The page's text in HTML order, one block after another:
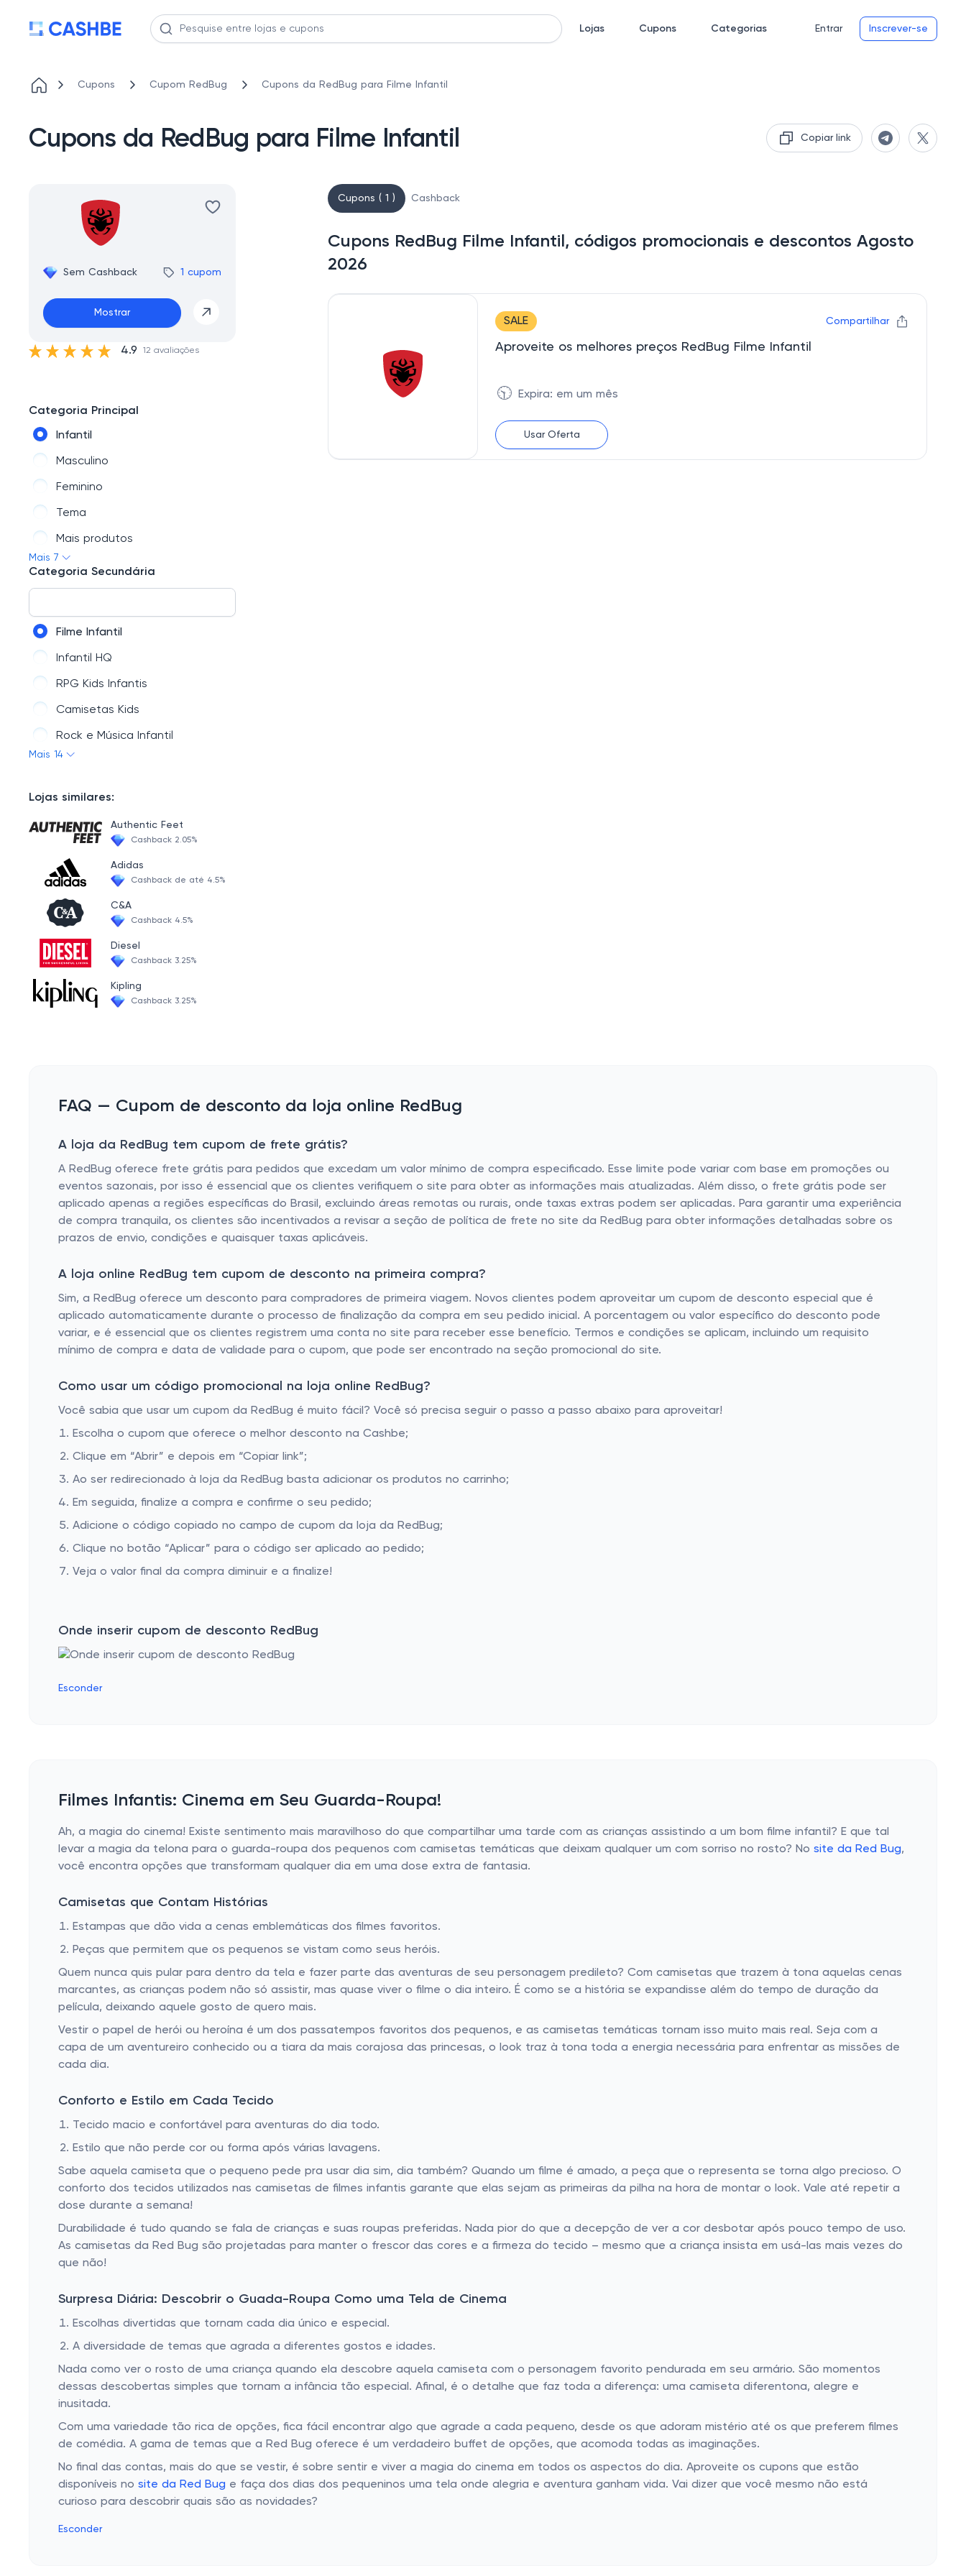
Lojas Cupons Categorias Entrar Inscrever-se
Cupons Cupom RedBug Cupons da RedBug para Filme Infantil
Cupons da RedBug para Filme Infantil Copiar link
Sem Cashback 1 cupom
Mostrar
4.9 12 avaliações
Categoria Principal
Infantil
Masculino
Feminino
Tema
Mais produtos
Lançamento
Linha Pocket
Mais 7
Categoria Secundária
Filme Infantil
Infantil HQ
RPG Kids Infantis
Camisetas Kids
Rock e Música Infantil
História Infantil
Literatura e Arte - Infantil
Séries - infantil
Mitologia Infantil
Mais 14
Lojas similares:
Authentic Feet
Cashback 2.05%
Adidas
Cashback de até 4.5%
C&A
Cashback 4.5%
Diesel
Cashback 3.25%
Kipling
Cashback 3.25%
Cupons ( 1 ) Cashback
Cupons RedBug Filme Infantil, códigos promocionais e descontos Agosto
2026
SALE Compartilhar
Aproveite os melhores preços RedBug Filme Infantil
🕥 Expira: em um mês
Usar Oferta
FAQ — Cupom de desconto da loja online RedBug
A loja da RedBug tem cupom de frete grátis?
A RedBug oferece frete grátis para pedidos que excedam um valor mínimo de compra especificado. Esse limite pode variar com base em promoções ou
eventos sazonais, por isso é essencial que os clientes verifiquem o site para obter as informações mais atualizadas. Além disso, o frete grátis pode ser
aplicado apenas a regiões específicas do Brasil, excluindo áreas remotas ou rurais, onde taxas extras podem ser aplicadas. Para garantir uma experiência
de compra tranquila, os clientes são incentivados a revisar a seção de política de frete no site da RedBug para obter informações detalhadas sobre os
prazos de envio, condições e quaisquer taxas aplicáveis.
A loja online RedBug tem cupom de desconto na primeira compra?
Sim, a RedBug oferece um desconto para compradores de primeira viagem. Novos clientes podem aproveitar um cupom de desconto especial que é
aplicado automaticamente durante o processo de finalização da compra em seu pedido inicial. A porcentagem ou valor específico do desconto pode
variar, e é essencial que os clientes registrem uma conta no site para receber esse benefício. Termos e condições se aplicam, incluindo um requisito
mínimo de compra e data de validade para o cupom, que pode ser encontrado na seção promocional do site.
Como usar um código promocional na loja online RedBug?
Você sabia que usar um cupom da RedBug é muito fácil? Você só precisa seguir o passo a passo abaixo para aproveitar!
Escolha o cupom que oferece o melhor desconto na Cashbe;
Clique em “Abrir” e depois em “Copiar link”;
Ao ser redirecionado à loja da RedBug basta adicionar os produtos no carrinho;
Em seguida, finalize a compra e confirme o seu pedido;
Adicione o código copiado no campo de cupom da loja da RedBug;
Clique no botão “Aplicar” para o código ser aplicado ao pedido;
Veja o valor final da compra diminuir e a finalize!
Onde inserir cupom de desconto RedBug
Esconder
Filmes Infantis: Cinema em Seu Guarda-Roupa!
Ah, a magia do cinema! Existe sentimento mais maravilhoso do que compartilhar uma tarde com as crianças assistindo a um bom filme infantil? E que tal
levar a magia da telona para o guarda-roupa dos pequenos com camisetas temáticas que deixam qualquer um com sorriso no rosto? No site da Red Bug,
você encontra opções que transformam qualquer dia em uma dose extra de fantasia.
Camisetas que Contam Histórias
Estampas que dão vida a cenas emblemáticas dos filmes favoritos.
Peças que permitem que os pequenos se vistam como seus heróis.
Quem nunca quis pular para dentro da tela e fazer parte das aventuras de seu personagem predileto? Com camisetas que trazem à tona aquelas cenas
marcantes, as crianças podem não só assistir, mas quase viver o filme o dia inteiro. É como se a história se expandisse além do tempo de duração da
película, deixando aquele gosto de quero mais.
Vestir o papel de herói ou heroína é um dos passatempos favoritos dos pequenos, e as camisetas temáticas tornam isso muito mais real. Seja com a
capa de um aventureiro conhecido ou a tiara da mais corajosa das princesas, o look traz à tona toda a energia necessária para enfrentar as missões de
cada dia.
Conforto e Estilo em Cada Tecido
Tecido macio e confortável para aventuras do dia todo.
Estilo que não perde cor ou forma após várias lavagens.
Sabe aquela camiseta que o pequeno pede pra usar dia sim, dia também? Quando um filme é amado, a peça que o representa se torna algo precioso. O
conforto dos tecidos utilizados nas camisetas de filmes infantis garante que elas sejam as primeiras da pilha na hora de montar o look. Vale até repetir a
dose durante a semana!
Durabilidade é tudo quando se fala de crianças e suas roupas preferidas. Nada pior do que a decepção de ver a cor desbotar após pouco tempo de uso.
As camisetas da Red Bug são projetadas para manter o frescor das cores e a firmeza do tecido – mesmo que a criança insista em usá-las mais vezes do
que não!
Surpresa Diária: Descobrir o Guada-Roupa Como uma Tela de Cinema
Escolhas divertidas que tornam cada dia único e especial.
A diversidade de temas que agrada a diferentes gostos e idades.
Nada como ver o rosto de uma criança quando ela descobre aquela camiseta com o personagem favorito pendurada em seu armário. São momentos
dessas descobertas simples que tornam a infância tão especial. Afinal, é o detalhe que faz toda a diferença: uma camiseta diferentona, alegre e
inusitada.
Com uma variedade tão rica de opções, fica fácil encontrar algo que agrade a cada pequeno, desde os que adoram mistério até os que preferem filmes
de comédia. A gama de temas que a Red Bug oferece é um verdadeiro buffet de opções, que acomoda todas as imaginações.
No final das contas, mais do que se vestir, é sobre sentir e viver a magia do cinema em todos os aspectos do dia. Aproveite os cupons que estão
disponíveis no site da Red Bug e faça dos dias dos pequeninos uma tela onde alegria e aventura ganham vida. Vai dizer que você mesmo não está
curioso para descobrir quais são as novidades?
Esconder